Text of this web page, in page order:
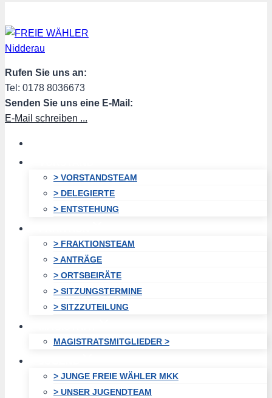
Inhalt
springen
Rufen Sie uns an:
Tel: 0178 8036673
Senden Sie uns eine E-Mail:
E-Mail schreiben ...
> VORSTANDSTEAM
> DELEGIERTE
> ENTSTEHUNG
> FRAKTIONSTEAM
> ANTRÄGE
> ORTSBEIRÄTE
> SITZUNGSTERMINE
> SITZZUTEILUNG
MAGISTRATSMITGLIEDER >
> JUNGE FREIE WÄHLER MKK
> UNSER JUGENDTEAM